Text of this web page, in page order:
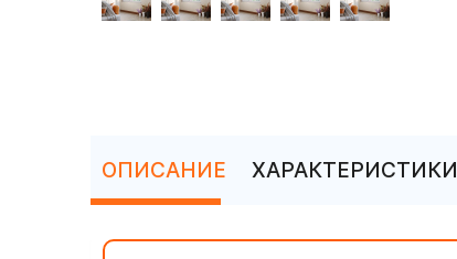
ОПИСАНИЕ ХАРАКТЕРИСТИКИ